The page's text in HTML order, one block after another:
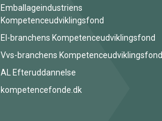
Emballageindustriens
Kompetenceudviklingsfond
El-branchens Kompetenceudviklingsfond
Vvs-branchens Kompetenceudviklingsfond
AL Efteruddannelse
kompetencefonde.dk